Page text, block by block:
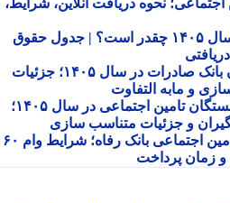
نحوه دریافت آنلاین، شرایط،
افزایش حقوق معلمان در سال ۱۴۰۵ چقدر است؟ | جدول حقوق
افزایش حقوق بازنشستگان بانک صادرات در سال ۱۴۰۵؛ جزئیات
مابه التفاوت
جدول افزایش حقوق بازنشستگان تامین اجتماعی در سال ۱۴۰۵؛
ثبت نام وام بازنشستگان تامین اجتماعی بانک رفاه؛ شرایط وام ۶۰
پرداخت